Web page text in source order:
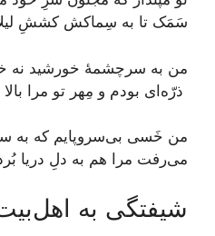
سَمَک تا به سِماكش كششِ
من به سرچشمۀ خورشيد نه
ذرّه‌‏اى بودم و مِهر تو مرا بالا
من خَسى بى‌سر‌و‌پايم كه به
می‌رفت مرا هم به دلِ دريا
شیفتگی به